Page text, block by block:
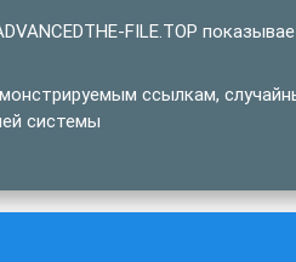
FILE.TOP
ссылкам,
системы